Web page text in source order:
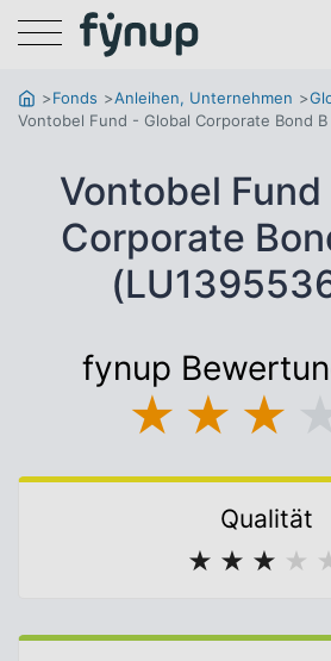
Menu
Fonds Anleihen, Unternehmen
Vontobel Fund - Global Corporate Bond B
Vontobel
Corporate
fynup
★ ★ ★
Qualität
★ ★ ★ ★